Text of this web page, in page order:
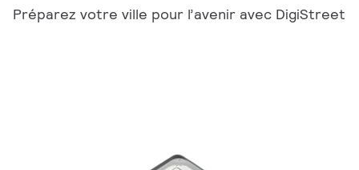
Préparez votre ville pour l’avenir avec DigiStreet